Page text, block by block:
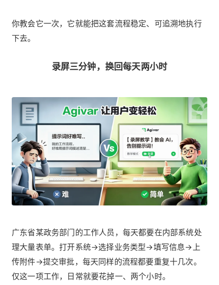
你教会它一次，它就能把这套流程稳定、可追溯地执行
下去。
录屏三分钟，换回每天两小时
广东省某政务部门的工作人员，每天都要在内部系统处
理大量表单。打开系统→选择业务类型→填写信息→上
传附件→提交审批，每天同样的流程都要重复十几次。
仅这一项工作，日常就要花掉一、两个小时。